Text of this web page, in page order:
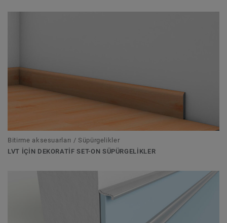
Bitirme aksesuarları / Süpürgelikler
LVT IÇIN DEKORATIF SET-ON SÜPÜRGELIKLER